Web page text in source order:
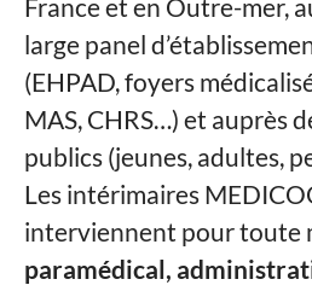
France et en Outre-mer,
large panel
(EHPAD, foyers
MAS, CHRS…) et auprès
publics (jeunes, adultes,
Les intérimaires
interviennent pour toute
paramédical,